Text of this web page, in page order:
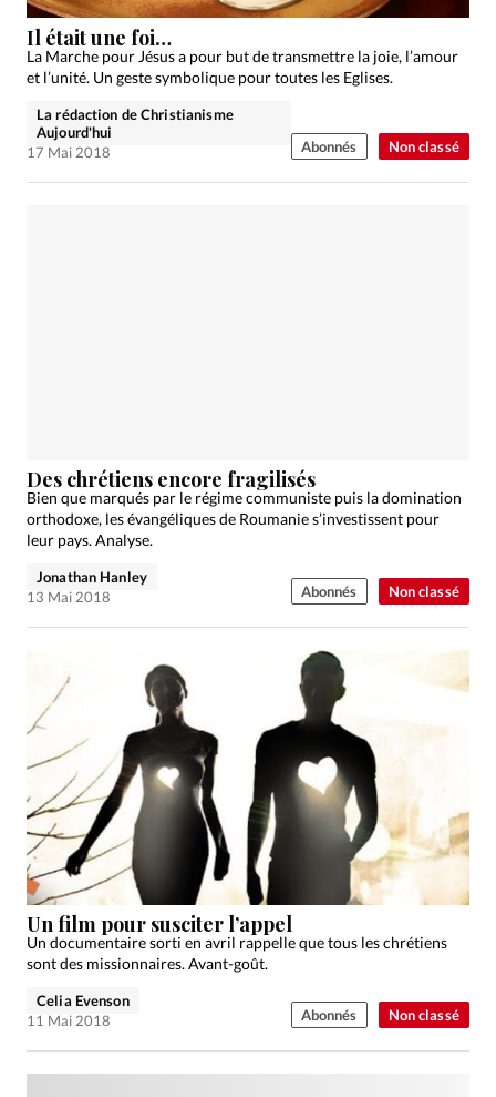
Non classé
Il était une foi…
La Marche pour Jésus a pour but de transmettre la joie, l’amour
et l’unité. Un geste symbolique pour toutes les Eglises.
La rédaction de Christianisme
Aujourd'hui
17 Mai 2018
Abonnés
Non classé
Des chrétiens encore fragilisés
Bien que marqués par le régime communiste puis la domination
orthodoxe, les évangéliques de Roumanie s’investissent pour
leur pays. Analyse.
Jonathan Hanley
13 Mai 2018
Abonnés
Non classé
Un film pour susciter l’appel
Un documentaire sorti en avril rappelle que tous les chrétiens
sont des missionnaires. Avant-goût.
Celia Evenson
11 Mai 2018
Abonnés